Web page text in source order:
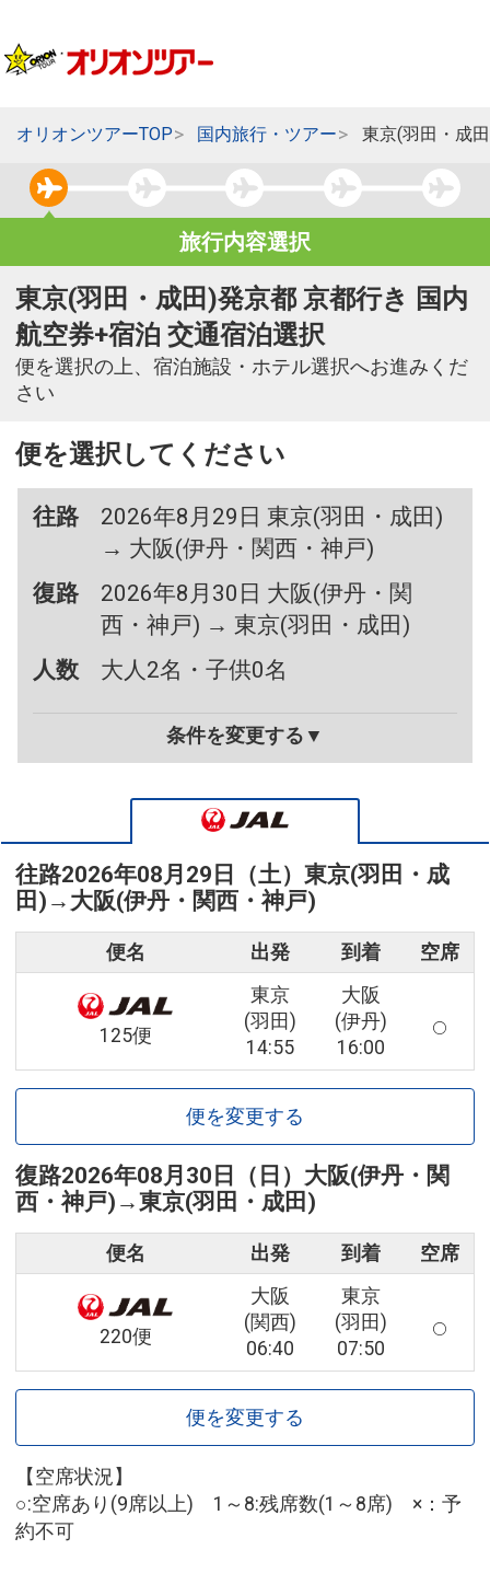
オリオンツアーTOP 国内旅行・ツアー 東京(羽田・成
旅行内容選択
東京(羽田・成田)発京都 京都行き 国内
航空券+宿泊 交通宿泊選択
便を選択の上、宿泊施設・ホテル選択へお進みくだ
さい
便を選択してください
往路
2026年8月29日 東京(羽田・成田)
→ 大阪(伊丹・関西・神戸)
復路
2026年8月30日 大阪(伊丹・関
西・神戸) → 東京(羽田・成田)
人数
大人2名・子供0名
条件を変更する▼
往路2026年08月29日（土） 東京(羽田・成
田) → 大阪(伊丹・関西・神戸)
便名 出発 到着 空席
125便
東京
(羽田)
14:55
大阪
(伊丹)
16:00
便を変更する
復路2026年08月30日（日） 大阪(伊丹・関
西・神戸) →東京(羽田・成田)
便名 出発 到着 空席
220便
大阪
(関西)
06:40
東京
(羽田)
07:50
便を変更する
【空席状況】
○:空席あり(9席以上) 1～8:残席数(1～8席) ×：予
約不可